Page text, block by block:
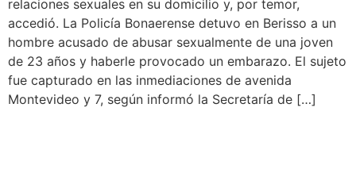
relaciones sexuales en su domicilio y, por temor,
accedió. La Policía Bonaerense detuvo en Berisso a un
hombre acusado de abusar sexualmente de una joven
de 23 años y haberle provocado un embarazo. El sujeto
fue capturado en las inmediaciones de avenida
Montevideo y 7, según informó la Secretaría de […]